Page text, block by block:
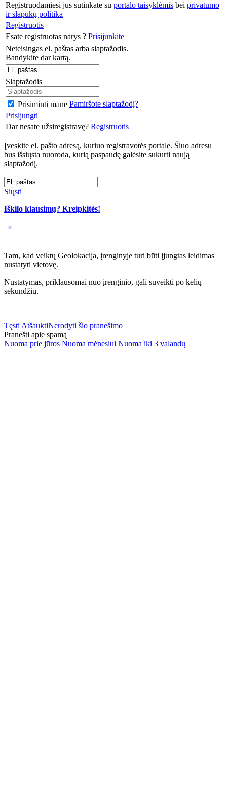
Registruodamiesi jūs sutinkate su portalo taisyklėmis bei privatumo
ir slapukų politika
Registruotis
Esate registruotas narys ? Prisijunkite
Neteisingas el. paštas arba slaptažodis.
Bandykite dar kartą.
Slaptažodis
Prisiminti mane Pamiršote slaptažodį?
Prisijungti
Dar nesate užsiregistravę? Registruotis
Įveskite el. pašto adresą, kuriuo registravotės portale. Šiuo adresu
bus išsiųsta nuoroda, kurią paspaudę galėsite sukurti naują
slaptažodį.
Siųsti
Iškilo klausimų? Kreipkitės!
×
Tam, kad veiktų Geolokacija, įrenginyje turi būti įjungtas leidimas
nustatyti vietovę.
Nustatymas, priklausomai nuo įrenginio, gali suveikti po kelių
sekundžių.
Tęsti AtšauktiNerodyti šio pranešimo
Pranešti apie spamą
Nuoma prie jūros Nuoma mėnesiui Nuoma iki 3 valandų